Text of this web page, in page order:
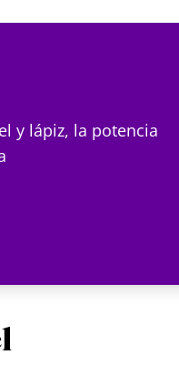
y lápiz, la potencia